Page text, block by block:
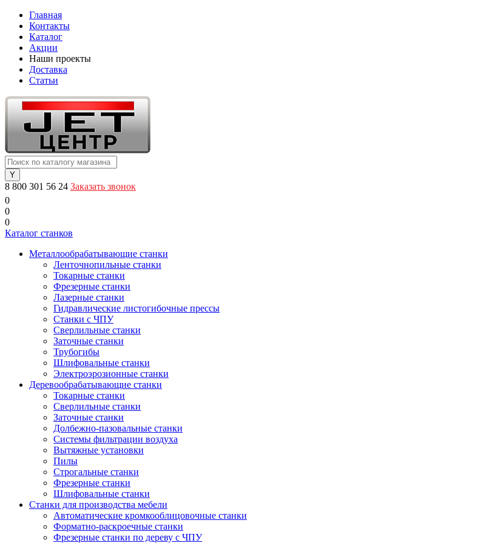
Главная
Контакты
Каталог
Акции
Наши проекты
Доставка
Статьи
8 800 301 56 24 Заказать звонок
0
0
0
Каталог станков
Металлообрабатывающие станки
Ленточнопильные станки
Токарные станки
Фрезерные станки
Лазерные станки
Гидравлические листогибочные прессы
Станки с ЧПУ
Сверлильные станки
Заточные станки
Трубогибы
Шлифовальные станки
Электроэрозионные станки
Деревообрабатывающие станки
Токарные станки
Сверлильные станки
Заточные станки
Долбежно-пазовальные станки
Системы фильтрации воздуха
Вытяжные установки
Пилы
Строгальные станки
Фрезерные станки
Шлифовальные станки
Станки для производства мебели
Автоматические кромкооблицовочные станки
Форматно-раскроечные станки
Фрезерные станки по дереву с ЧПУ